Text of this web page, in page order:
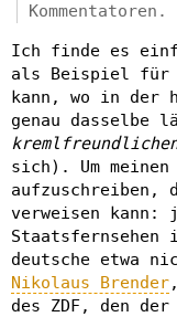
Kommentatoren.
Ich finde es
als Beispiel für
kann, wo in der
genau
kremlfreundlichen
sich). Um
aufzuschreiben,
verweisen kann:
deutsche etwa
Nikolaus Brender
des ZDF, den